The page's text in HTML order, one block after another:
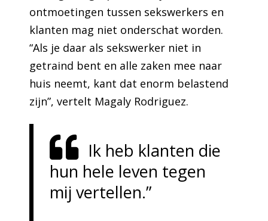
ontmoetingen tussen sekswerkers en
klanten mag niet onderschat worden.
“Als je daar als sekswerker niet in
getraind bent en alle zaken mee naar
huis neemt, kant dat enorm belastend
zijn”, vertelt Magaly Rodriguez.
Ik heb klanten die
hun hele leven tegen
mij vertellen.”